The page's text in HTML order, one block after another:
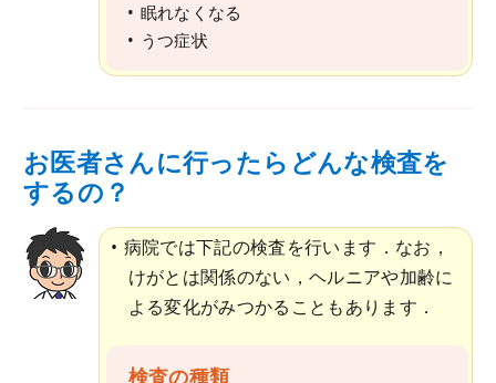
眠れなくなる
うつ症状
お医者さんに行ったらどんな検査を
するの？
病院では下記の検査を行います．なお，
けがとは関係のない，ヘルニアや加齢に
よる変化がみつかることもあります．
検査の種類